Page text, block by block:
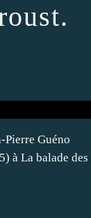
Pierre Guéno
à La balade des